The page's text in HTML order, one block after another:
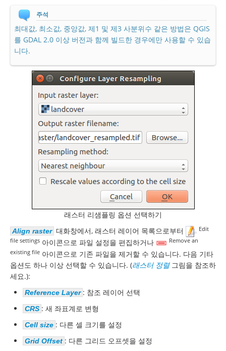
주석
최대값, 최소값, 중앙값, 제1 및 제3 사분위수 같은 방법은 QGIS
를 GDAL 2.0 이상 버전과 함께 빌드한 경우에만 사용할 수 있습
니다.
래스터 리샘플링 옵션 선택하기
Align raster 대화창에서, 래스터 레이어 목록으로부터
Edit
file settings 아이콘으로 파일 설정을 편집하거나
Remove an
existing file 아이콘으로 기존 파일을 제거할 수 있습니다. 다음 기타
옵션도 하나 이상 선택할 수 있습니다. (래스터 정렬그림을 참조하
세요.):
Reference Layer : 참조 레이어 선택
CRS : 새 좌표계로 변형
Cell size : 다른 셀 크기를 설정
Grid Offset : 다른 그리드 오프셋을 설정